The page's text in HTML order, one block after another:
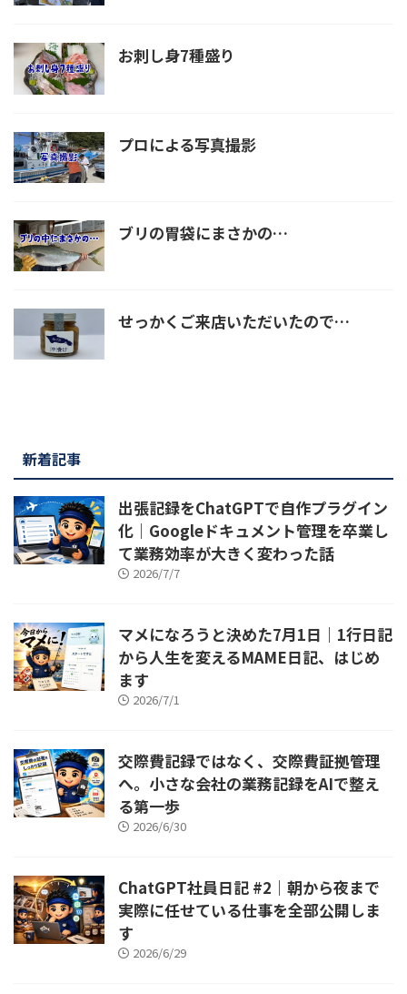
お刺し身7種盛り
プロによる写真撮影
ブリの胃袋にまさかの…
せっかくご来店いただいたので…
新着記事
出張記録をChatGPTで自作プラグイン
化｜Googleドキュメント管理を卒業し
て業務効率が大きく変わった話
2026/7/7
マメになろうと決めた7月1日｜1行日記
から人生を変えるMAME日記、はじめ
ます
2026/7/1
交際費記録ではなく、交際費証拠管理
へ。小さな会社の業務記録をAIで整え
る第一歩
2026/6/30
ChatGPT社員日記 #2｜朝から夜まで
実際に任せている仕事を全部公開しま
す
2026/6/29